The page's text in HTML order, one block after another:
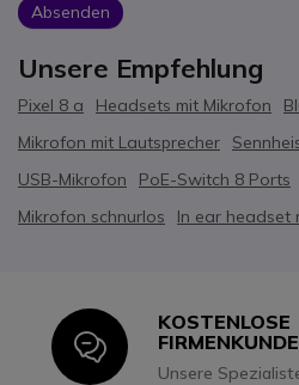
Absenden
Unsere Empfehlung
Pixel 8 a Headsets mit Mikrofon
Mikrofon mit Lautsprecher
USB-Mikrofon
PoE-Switch 8 Ports
Mikrofon schnurlos
In ear headset
Icon
KOSTENLOSE
Unsere